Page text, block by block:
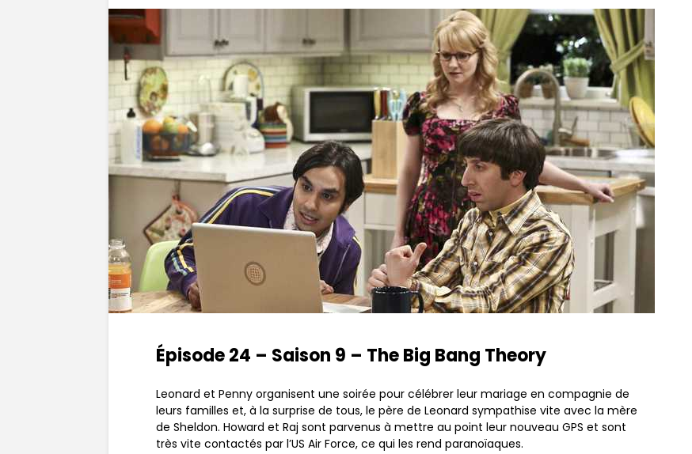
Épisode 24 – Saison 9 – The Big Bang Theory
Leonard et Penny organisent une soirée pour célébrer leur mariage en compagnie de
leurs familles et, à la surprise de tous, le père de Leonard sympathise vite avec la mère
de Sheldon. Howard et Raj sont parvenus à mettre au point leur nouveau GPS et sont
très vite contactés par l’US Air Force, ce qui les rend paranoïaques.